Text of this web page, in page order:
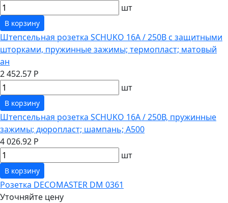
шт
В корзину
Штепсельная розетка SCHUKO 16А / 250В с защитными
шторками, пружинные зажимы; термопласт; матовый
ан
2 452.57 Р
шт
В корзину
Штепсельная розетка SCHUKO 16А / 250В, пружинные
зажимы; дюропласт; шампань; A500
4 026.92 Р
шт
В корзину
Розетка DECOMASTER DM 0361
Уточняйте цену